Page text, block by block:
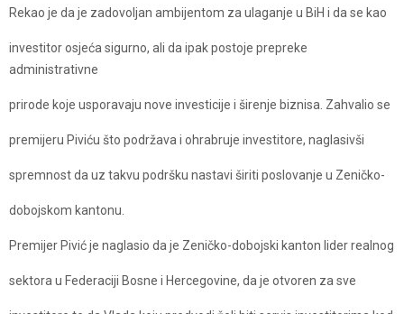
Rekao je da je zadovoljan ambijentom za ulaganje u BiH i da se kao
investitor osjeća sigurno, ali da ipak postoje prepreke
administrativne
prirode koje usporavaju nove investicije i širenje biznisa. Zahvalio se
premijeru Piviću što podržava i ohrabruje investitore, naglasivši
spremnost da uz takvu podršku nastavi širiti poslovanje u Zeničko-
dobojskom kantonu.
Premijer Pivić je naglasio da je Zeničko-dobojski kanton lider realnog
sektora u Federaciji Bosne i Hercegovine, da je otvoren za sve